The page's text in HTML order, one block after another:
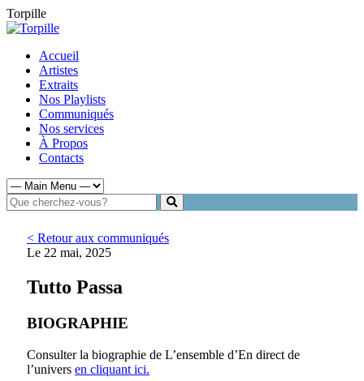
Torpille
Accueil
Artistes
Extraits
Nos Playlists
Communiqués
Nos services
À Propos
Contacts
< Retour aux communiqués
Le 22 mai, 2025
Tutto Passa
BIOGRAPHIE
Consulter la biographie de L’ensemble d’En direct de
l’univers en cliquant ici.